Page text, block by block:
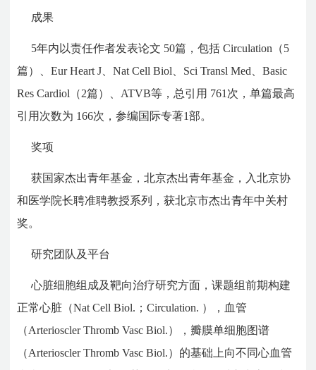
成果
5年内以责任作者发表论文 50篇，包括 Circulation（5
篇）、Eur Heart J、Nat Cell Biol、Sci Transl Med、Basic
Res Cardiol（2篇）、ATVB等，总引用 761次，单篇最高
引用次数为 166次，参编国际专著1部。
奖项
获国家杰出青年基金，北京杰出青年基金，入北京协
和医学院长聘准聘教授系列，获北京市杰出青年中关村
奖。
研究团队及平台
心脏细胞组成及靶向治疗研究方面，课题组前期构建
正常心脏（Nat Cell Biol.；Circulation. ），血管
（Arterioscler Thromb Vasc Biol.），瓣膜单细胞图谱
（Arterioscler Thromb Vasc Biol.）的基础上向不同心血管